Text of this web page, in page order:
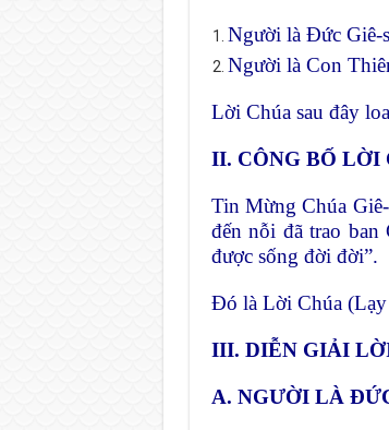
Người là Đức Giê-
Người là Con
Lời Chúa sau đây
II. CÔNG BỐ LỜI
Tin Mừng Chúa
đến nỗi đã trao
được sống đời đời”.
Đó là Lời Chúa
III. DIỄN GIẢI
A. NGƯỜI LÀ